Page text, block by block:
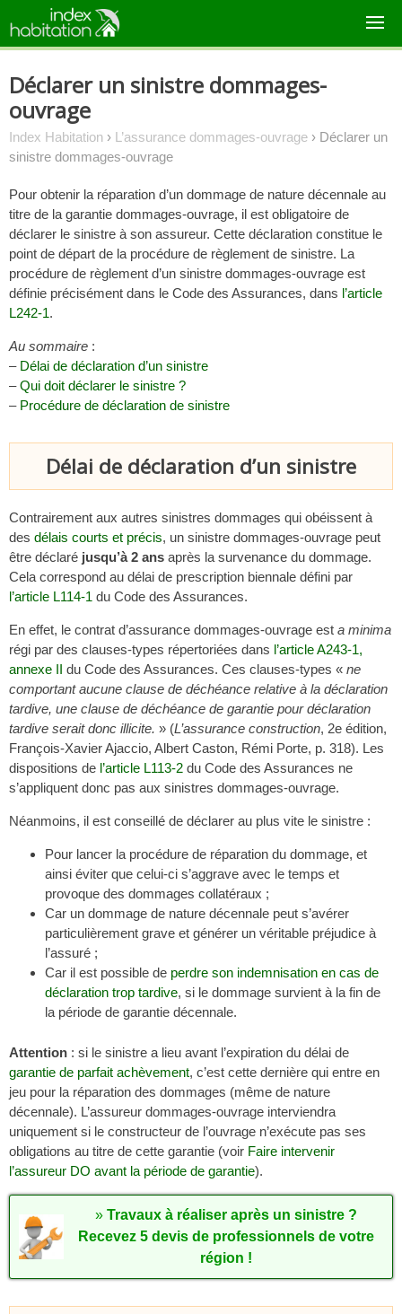
content
Déclarer un sinistre dommages-
ouvrage
Index Habitation › L’assurance dommages-ouvrage › Déclarer un
sinistre dommages-ouvrage
Pour obtenir la réparation d’un dommage de nature décennale au
titre de la garantie dommages-ouvrage, il est obligatoire de
déclarer le sinistre à son assureur. Cette déclaration constitue le
point de départ de la procédure de règlement de sinistre. La
procédure de règlement d’un sinistre dommages-ouvrage est
définie précisément dans le Code des Assurances, dans l’article
L242-1.
Au sommaire :
– Délai de déclaration d’un sinistre
–Qui doit déclarer le sinistre ?
– Procédure de déclaration de sinistre
Délai de déclaration d’un sinistre
Contrairement aux autres sinistres dommages qui obéissent à
des délais courts et précis, un sinistre dommages-ouvrage peut
être déclaré jusqu’à 2 ans après la survenance du dommage.
Cela correspond au délai de prescription biennale défini par
l’article L114-1 du Code des Assurances.
En effet, le contrat d’assurance dommages-ouvrage est a minima
régi par des clauses-types répertoriées dans l’article A243-1,
annexe II du Code des Assurances. Ces clauses-types « ne
comportant aucune clause de déchéance relative à la déclaration
tardive, une clause de déchéance de garantie pour déclaration
tardive serait donc illicite. » (L’assurance construction, 2e édition,
François-Xavier Ajaccio, Albert Caston, Rémi Porte, p. 318). Les
dispositions de l’article L113-2 du Code des Assurances ne
s’appliquent donc pas aux sinistres dommages-ouvrage.
Néanmoins, il est conseillé de déclarer au plus vite le sinistre :
Pour lancer la procédure de réparation du dommage, et
ainsi éviter que celui-ci s’aggrave avec le temps et
provoque des dommages collatéraux ;
Car un dommage de nature décennale peut s’avérer
particulièrement grave et générer un véritable préjudice à
l’assuré ;
Car il est possible de perdre son indemnisation en cas de
déclaration trop tardive, si le dommage survient à la fin de
la période de garantie décennale.
Attention : si le sinistre a lieu avant l’expiration du délai de
garantie de parfait achèvement, c’est cette dernière qui entre en
jeu pour la réparation des dommages (même de nature
décennale). L’assureur dommages-ouvrage interviendra
uniquement si le constructeur de l’ouvrage n’exécute pas ses
obligations au titre de cette garantie (voir Faire intervenir
l’assureur DO avant la période de garantie).
» Travaux à réaliser après un sinistre ?
Recevez 5 devis de professionnels de votre
région !